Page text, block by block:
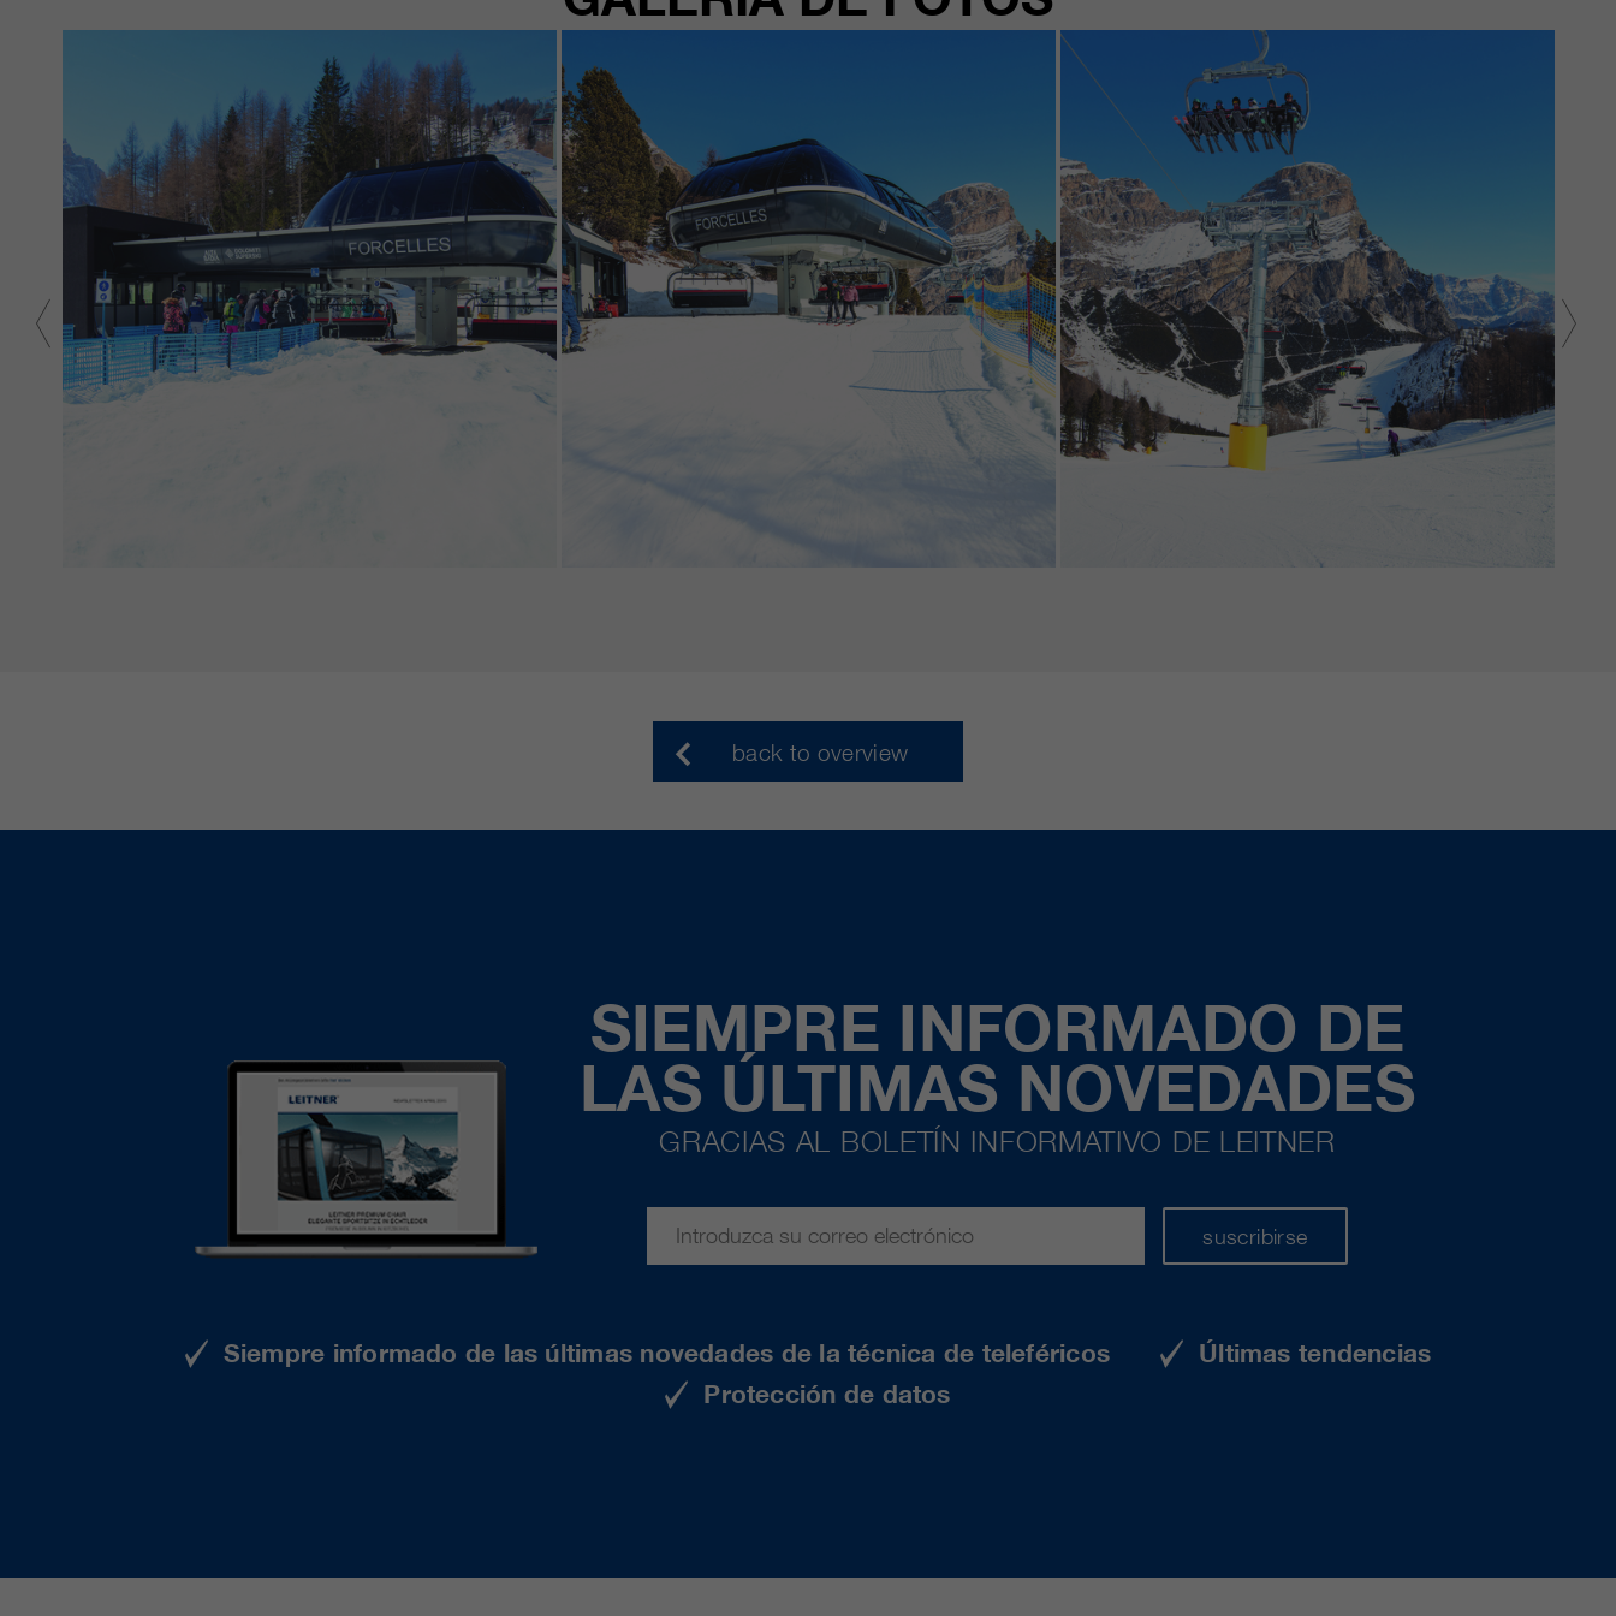
back to overview
SIEMPRE INFORMADO DE
LAS ÚLTIMAS NOVEDADES
GRACIAS AL BOLETÍN INFORMATIVO DE LEITNER
suscribirse
Siempre informado de las últimas novedades de la técnica de teleféricos
Últimas tendencias
Protección de datos